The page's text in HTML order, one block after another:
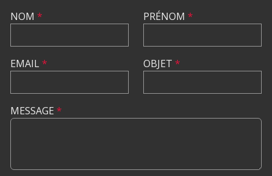
NOM *
EMAIL*
PRÉNOM *
OBJET *
MESSAGE *